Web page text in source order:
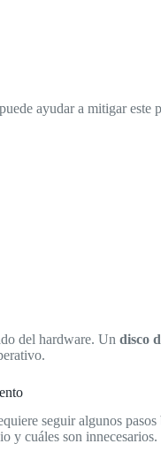
ayudar a mitigar este
del hardware. Un disco
seguir algunos
y cuáles son innecesarios.